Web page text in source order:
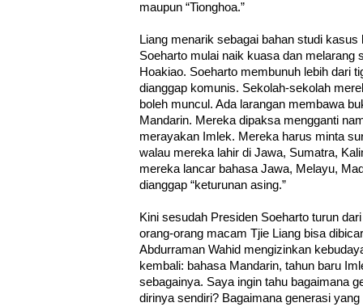
maupun “Tionghoa.”
Liang menarik sebagai bahan studi
Soeharto mulai naik kuasa dan melarang
Hoakiao. Soeharto membunuh lebih dari
dianggap komunis. Sekolah-sekolah
boleh muncul. Ada larangan membawa
Mandarin. Mereka dipaksa mengganti
merayakan Imlek. Mereka harus minta
walau mereka lahir di Jawa, Sumatra,
mereka lancar bahasa Jawa, Melayu,
dianggap “keturunan asing.”
Kini sesudah Presiden Soeharto turun
orang-orang macam Tjie Liang bisa
Abdurraman Wahid mengizinkan
kembali: bahasa Mandarin, tahun baru
sebagainya. Saya ingin tahu bagaimana
dirinya sendiri? Bagaimana generasi